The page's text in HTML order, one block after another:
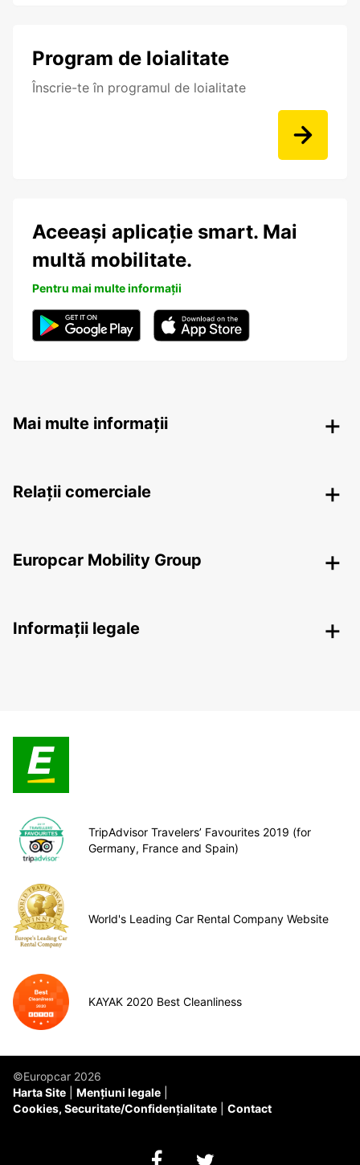
Program de loialitate
Înscrie-te în programul de loialitate
Aceeași aplicație smart. Mai
multă mobilitate.
Pentru mai multe informații
Mai multe informații
Relații comerciale
Europcar Mobility Group
Informații legale
TripAdvisor Travelers’ Favourites 2019 (for
Germany, France and Spain)
World's Leading Car Rental Company Website
KAYAK 2020 Best Cleanliness
©Europcar 2026
Harta Site
Mențiuni legale
Cookies, Securitate/Confidențialitate
Contact